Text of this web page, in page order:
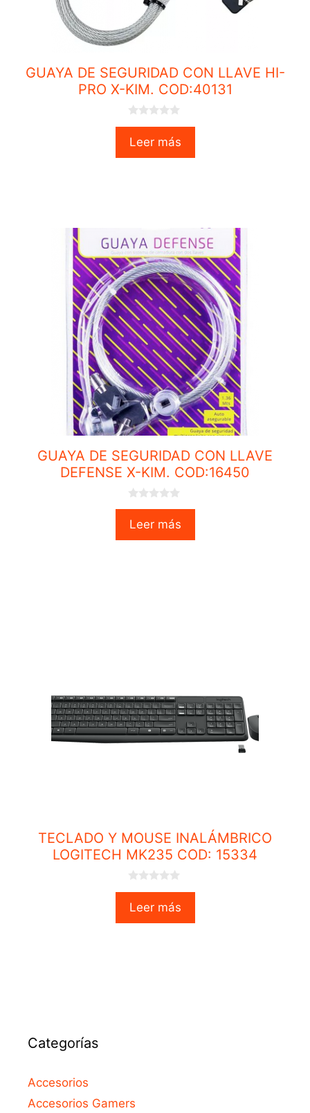
GUAYA DE SEGURIDAD CON LLAVE HI-
PRO X-KIM. COD:40131
0
u
Leer más
GUAYA DE SEGURIDAD CON LLAVE
DEFENSE X-KIM. COD:16450
0
u
Leer más
TECLADO Y MOUSE INALÁMBRICO
LOGITECH MK235 COD: 15334
0
u
Leer más
Categorías
Accesorios
Accesorios Gamers